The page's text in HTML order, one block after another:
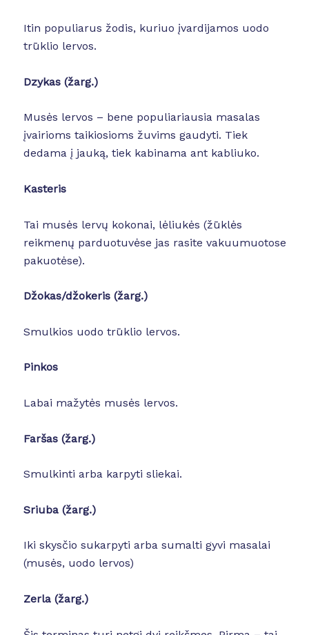
Itin populiarus žodis, kuriuo įvardijamos uodo
trūklio lervos.
Dzykas (žarg.)
Musės lervos – bene populiariausia masalas
įvairioms taikiosioms žuvims gaudyti. Tiek
dedama į jauką, tiek kabinama ant kabliuko.
Kasteris
Tai musės lervų kokonai, lėliukės (žūklės
reikmenų parduotuvėse jas rasite vakuumuotose
pakuotėse).
Džokas/džokeris (žarg.)
Smulkios uodo trūklio lervos.
Pinkos
Labai mažytės musės lervos.
Faršas (žarg.)
Smulkinti arba karpyti sliekai.
Sriuba (žarg.)
Iki skysčio sukarpyti arba sumalti gyvi masalai
(musės, uodo lervos)
Zerla (žarg.)